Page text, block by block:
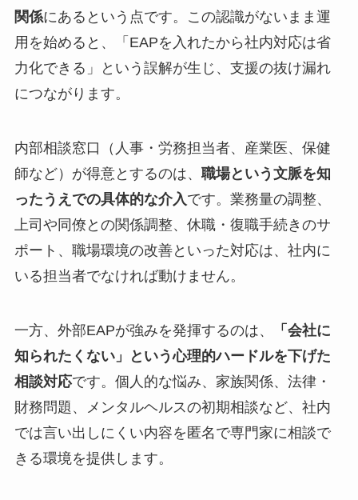
関係にあるという点です。この認識がないまま運
用を始めると、「EAPを入れたから社内対応は省
力化できる」という誤解が生じ、支援の抜け漏れ
につながります。
内部相談窓口（人事・労務担当者、産業医、保健
師など）が得意とするのは、 職場という文脈を知
ったうえでの具体的な介入です。業務量の調整、
上司や同僚との関係調整、休職・復職手続きのサ
ポート、職場環境の改善といった対応は、社内に
いる担当者でなければ動けません。
一方、外部EAPが強みを発揮するのは、
「会社に
知られたくない」という心理的ハードルを下げた
相談対応です。個人的な悩み、家族関係、法律・
財務問題、メンタルヘルスの初期相談など、社内
では言い出しにくい内容を匿名で専門家に相談で
きる環境を提供します。